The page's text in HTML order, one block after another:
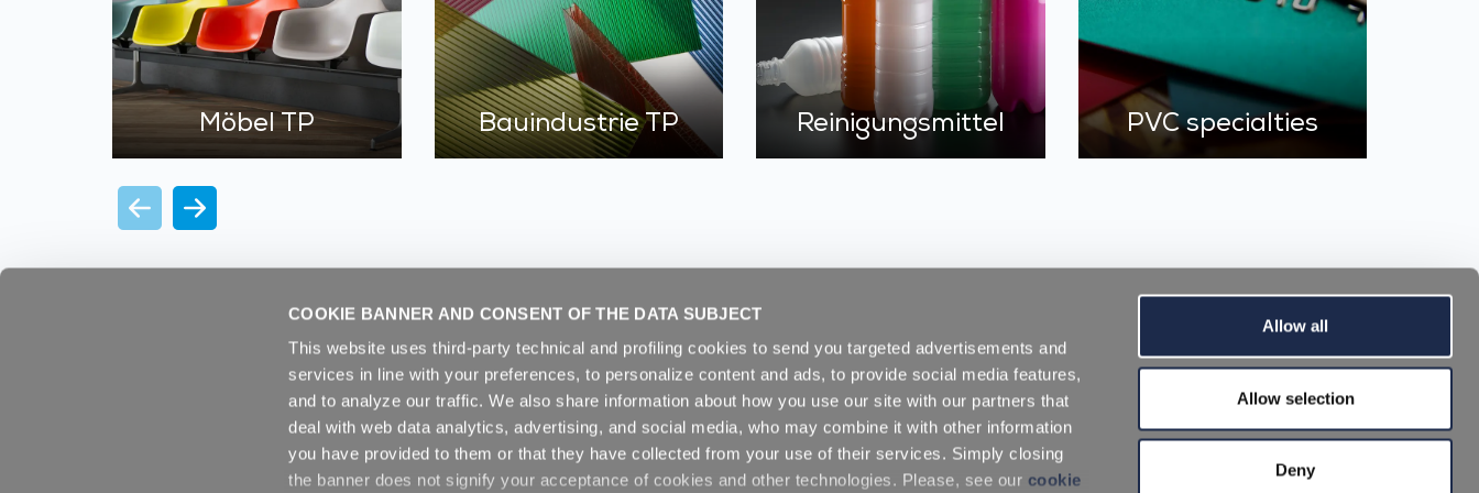
COOKIE BANNER AND CONSENT OF THE DATA SUBJECT
This website uses third-party technical and profiling cookies to send you targeted advertisements and
services in line with your preferences, to personalize content and ads, to provide social media features,
and to analyze our traffic. We also share information about how you use our site with our partners that
deal with web data analytics, advertising, and social media, who may combine it with other information
you have provided to them or that they have collected from your use of their services. Simply closing
the banner does not signify your acceptance of cookies and other technologies. Please, see our cookie
Allow all
Allow selection
Deny
Möbel TP Bauindustrie TP Reinigungsmittel PVC specialties
Mit uns arbeiten|Downloadbereich